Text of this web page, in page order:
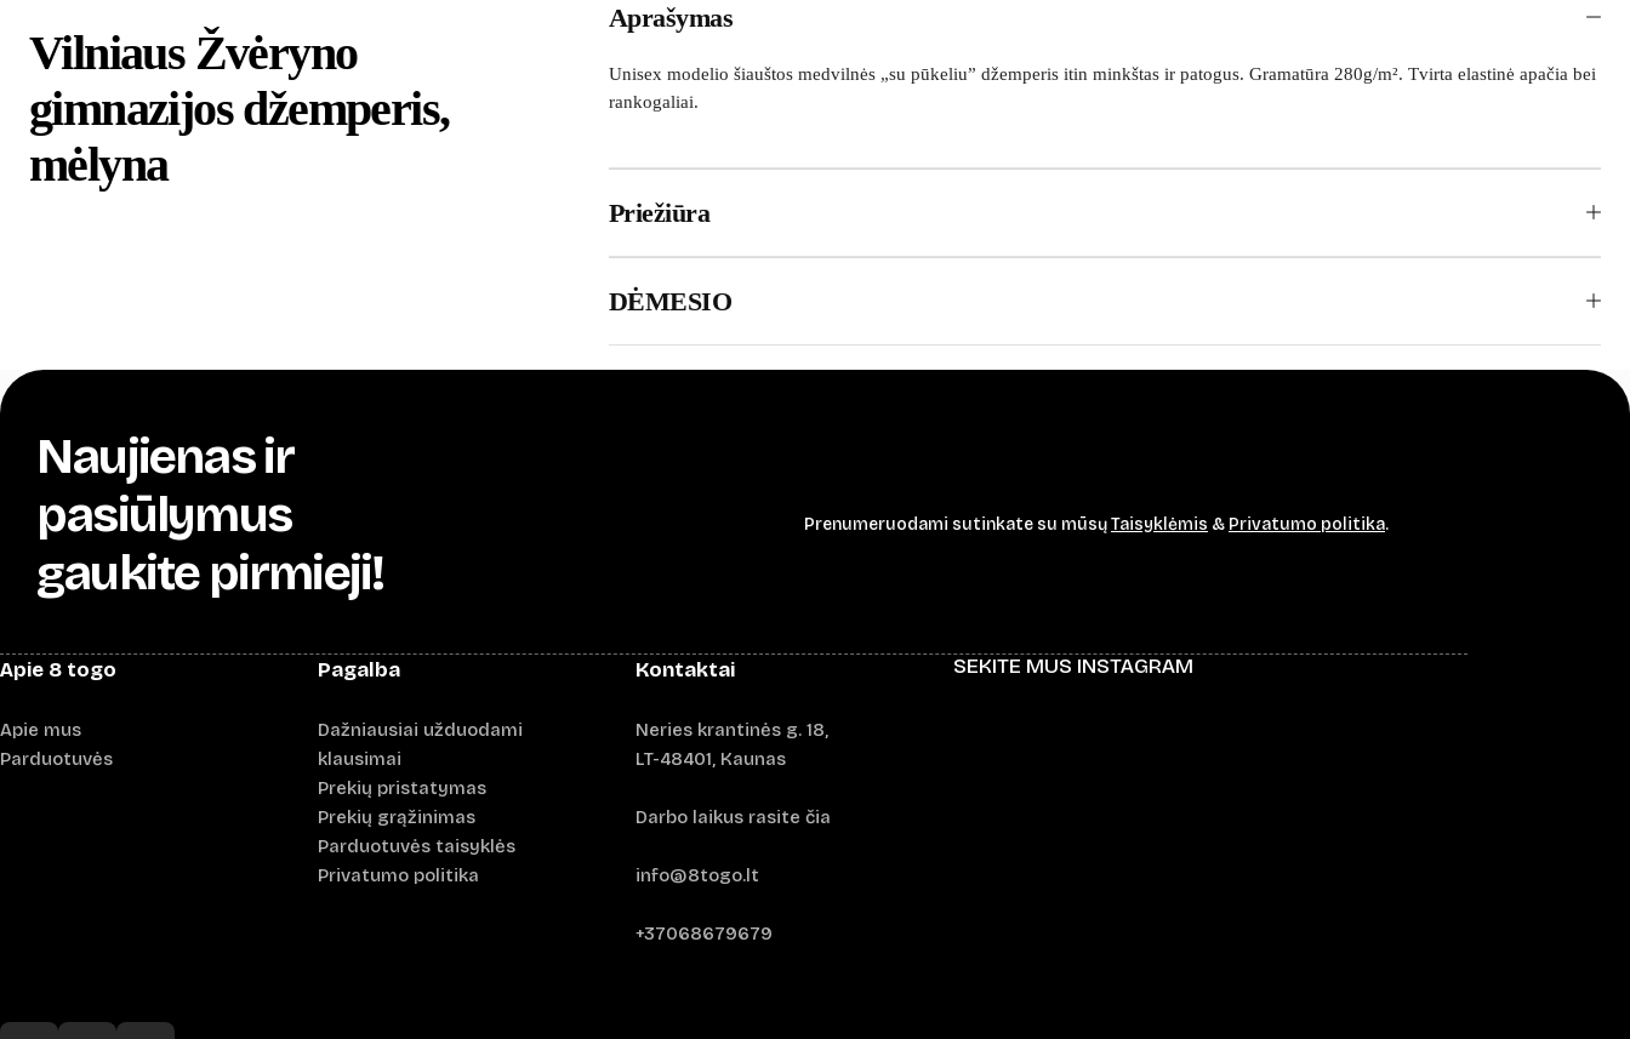
Vilniaus Žvėryno
gimnazijos džemperis,
mėlyna
Aprašymas
Unisex modelio šiauštos medvilnės „su pūkeliu” džemperis itin minkštas ir patogus. Gramatūra 280g/m². Tvirta elastinė apačia bei
rankogaliai.
Priežiūra
DĖMESIO
Naujienas ir
pasiūlymus
gaukite pirmieji!
Prenumeruodami sutinkate su mūsųTaisyklėmis & Privatumo politika.
Apie 8 togo
Apie mus
Parduotuvės
Pagalba
Dažniausiai užduodami
klausimai
Prekių pristatymas
Prekių grąžinimas
Parduotuvės taisyklės
Privatumo politika
Kontaktai
Neries krantinės g. 18,
LT-48401, Kaunas
Darbo laikus rasite čia
info@8togo.lt
+37068679679
SEKITE MUS INSTAGRAM